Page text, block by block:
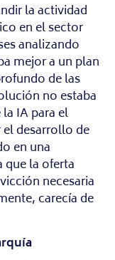
la actividad
en el sector
analizando
mejor a un plan
de las
no estaba
IA para el
desarrollo de
en una
la oferta
necesaria
carecía de